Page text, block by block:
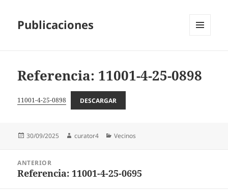
Publicaciones
Referencia: 11001-4-25-0898
11001-4-25-0898 DESCARGAR
Publicado
30/09/2025 Autor
curator4 Categorías
Vecinos
entradas
ANTERIOR
Entrada
Referencia: 11001-4-25-0695